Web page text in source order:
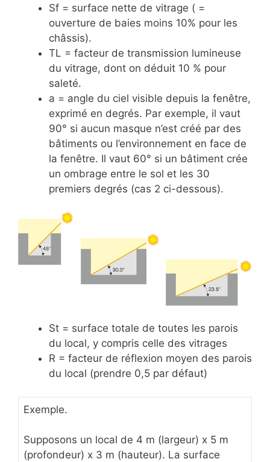
Sf = surface nette de vitrage ( =
ouverture de baies moins 10% pour les
châssis).
TL = facteur de transmission lumineuse
du vitrage, dont on déduit 10 % pour
saleté.
a = angle du ciel visible depuis la fenêtre,
exprimé en degrés. Par exemple, il vaut
90° si aucun masque n’est créé par des
bâtiments ou l’environnement en face de
la fenêtre. Il vaut 60° si un bâtiment crée
un ombrage entre le sol et les 30
premiers degrés (cas 2 ci-dessous).
St = surface totale de toutes les parois
du local, y compris celle des vitrages
R = facteur de réflexion moyen des parois
du local (prendre 0,5 par défaut)
Exemple.
Supposons un local de 4 m (largeur) x 5 m
(profondeur) x 3 m (hauteur). La surface